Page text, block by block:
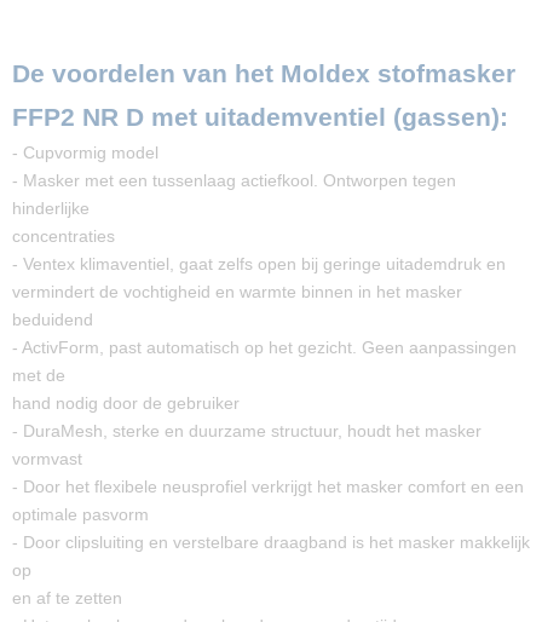
De voordelen van het Moldex stofmasker
FFP2 NR D met uitademventiel (gassen):
- Cupvormig model
- Masker met een tussenlaag actiefkool. Ontworpen tegen
hinderlijke
concentraties
- Ventex klimaventiel, gaat zelfs open bij geringe uitademdruk en
vermindert de vochtigheid en warmte binnen in het masker
beduidend
- ActivForm, past automatisch op het gezicht. Geen aanpassingen
met de
hand nodig door de gebruiker
- DuraMesh, sterke en duurzame structuur, houdt het masker
vormvast
- Door het flexibele neusprofiel verkrijgt het masker comfort en een
optimale pasvorm
- Door clipsluiting en verstelbare draagband is het masker makkelijk
op
en af te zetten